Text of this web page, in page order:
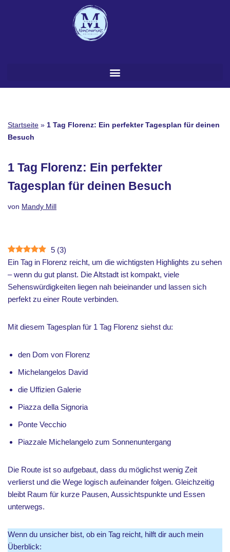
Startseite » 1 Tag Florenz: Ein perfekter Tagesplan für deinen
Besuch
1 Tag Florenz: Ein perfekter
Tagesplan für deinen Besuch
von Mandy Mill
5 (3)
Ein Tag in Florenz reicht, um die wichtigsten Highlights zu sehen
– wenn du gut planst. Die Altstadt ist kompakt, viele
Sehenswürdigkeiten liegen nah beieinander und lassen sich
perfekt zu einer Route verbinden.
Mit diesem Tagesplan für 1 Tag Florenz siehst du:
den Dom von Florenz
Michelangelos David
die Uffizien Galerie
Piazza della Signoria
Ponte Vecchio
Piazzale Michelangelo zum Sonnenuntergang
Die Route ist so aufgebaut, dass du möglichst wenig Zeit
verlierst und die Wege logisch aufeinander folgen. Gleichzeitig
bleibt Raum für kurze Pausen, Aussichtspunkte und Essen
unterwegs.
Wenn du unsicher bist, ob ein Tag reicht, hilft dir auch mein
Überblick: